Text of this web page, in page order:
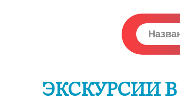
ЭКСКУРСИИ